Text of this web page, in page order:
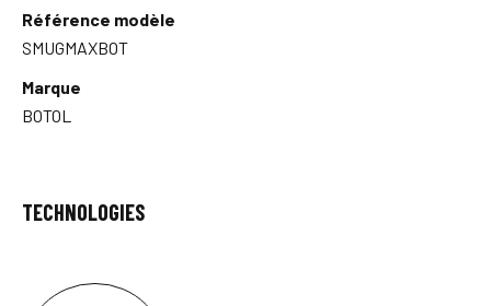
Référence modèle
SMUGMAXBOT
Marque
BOTOL
TECHNOLOGIES